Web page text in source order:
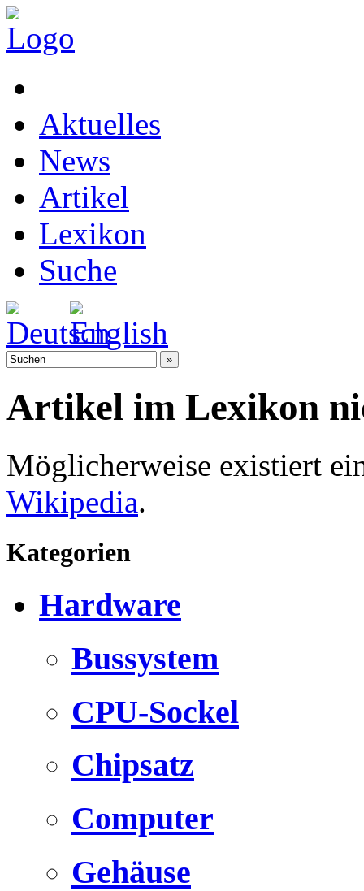
Aktuelles
News
Artikel
Lexikon
Suche
Artikel im Lexikon
Möglicherweise existiert
Wikipedia.
Kategorien
Hardware
Bussystem
CPU-Sockel
Chipsatz
Computer
Gehäuse